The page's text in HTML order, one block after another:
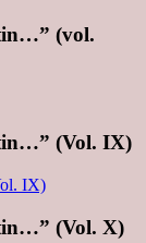
(vol.
(Vol. IX)
(Vol. X)